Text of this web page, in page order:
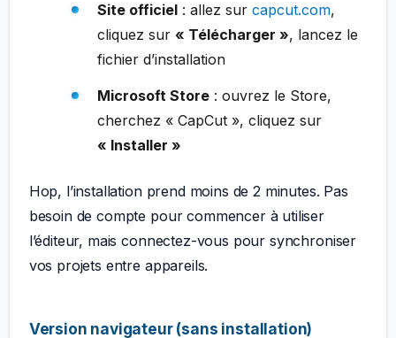
Site officiel: allez sur capcut.com,
cliquez sur « Télécharger », lancez le
fichier d’installation
Microsoft Store: ouvrez le Store,
cherchez « CapCut », cliquez sur
« Installer »
Hop, l’installation prend moins de 2 minutes. Pas
besoin de compte pour commencer à utiliser
l’éditeur, mais connectez-vous pour synchroniser
vos projets entre appareils.
Version navigateur (sans installation)